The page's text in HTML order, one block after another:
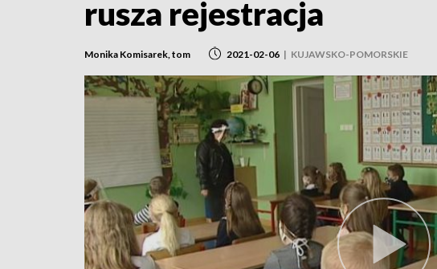
rusza rejestracja
Monika Komisarek, tom 2021-02-06 | KUJAWSKO-POMORSKIE